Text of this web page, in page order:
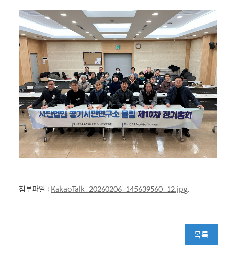
첨부파일 : KakaoTalk_20260206_145639560_12.jpg,
목록